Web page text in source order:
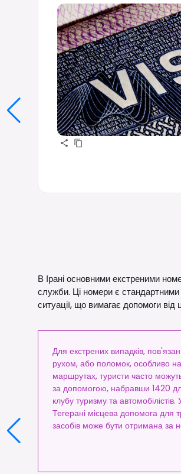
В Ірані основними екстреними
служби. Ці номери є стандартними
ситуації, що вимагає допомоги від
Для екстрених випадків,
рухом, або поломок, особливо
маршрутах, туристи часто
за допомогою, набравши 1420
клубу туризму та автомобілістів.
Тегерані місцева допомога для
засобів може бути отримана за